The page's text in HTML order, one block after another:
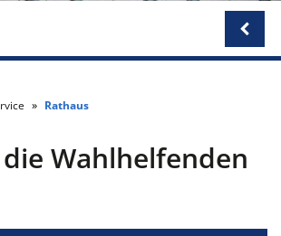
Rathaus
Wahlhelfenden